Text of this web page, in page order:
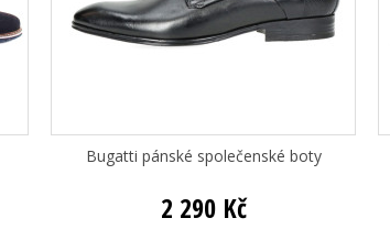
Bugatti pánské společenské boty
2 290 Kč